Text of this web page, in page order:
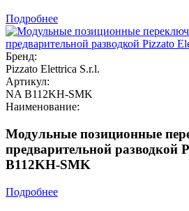
Подробнее
Бренд:
Pizzato Elettrica S.r.l.
Артикул:
NA B112KH-SMK
Наименование:
Модульные позиционные
предварительной разводкой
B112KH-SMK
Подробнее